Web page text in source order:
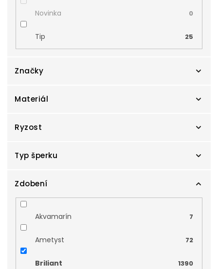
Novinka 0
Tip 25
Značky
Cutie
Danfil
Zlatnictví Smaragd
Materiál
Bílé zlato
Kombinované zlato
Žluté zlato
Ryzost
Au 14 karátů, 585/1000
Au 18 karátů, 750/1000
Typ šperku
Brože
Náhrdelníky
Náramky
Náušnice
Zdobení
Akvamarín 7
Ametyst 72
Briliant 1390